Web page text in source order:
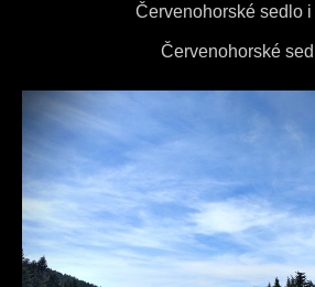
Červenohorské sedlo i
Červenohorské